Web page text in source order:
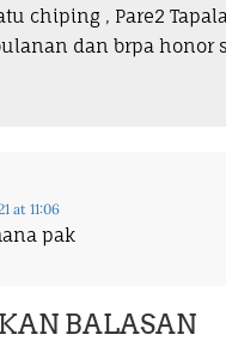
chiping , Pare2
dan brpa honor
at 11:06
pak
BALASAN